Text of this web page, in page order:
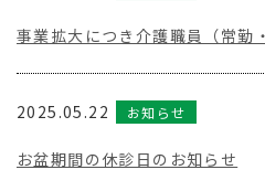
事業拡大につき介護職員（常勤
2025.05.22 お知らせ
お盆期間の休診日のお知らせ